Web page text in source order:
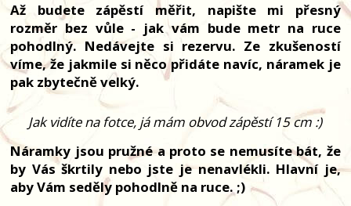
Až budete zápěstí měřit, napište mi přesný
rozměr bez vůle - jak vám bude metr na ruce
pohodlný. Nedávejte si rezervu. Ze zkušeností
víme, že jakmile si něco přidáte navíc, náramek je
pak zbytečně velký.
Jak vidíte na fotce, já mám obvod zápěstí 15 cm :)
Náramky jsou pružné a proto se nemusíte bát, že
by Vás škrtily nebo jste je nenavlékli. Hlavní je,
aby Vám seděly pohodlně na ruce. ;)